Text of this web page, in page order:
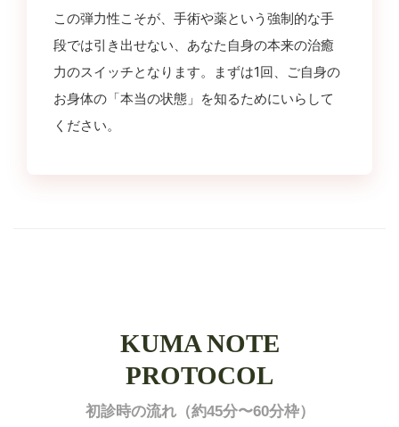
この弾力性こそが、手術や薬という強制的な手
段では引き出せない、あなた自身の本来の治癒
力のスイッチとなります。まずは1回、ご自身の
お身体の「本当の状態」を知るためにいらして
ください。
KUMA NOTE
PROTOCOL
初診時の流れ（約45分〜60分枠）